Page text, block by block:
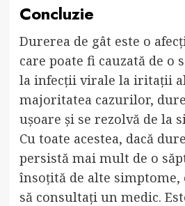
Concluzie
Durerea de gât este o
care poate fi cauzată de o
la infecții virale la iritații
majoritatea cazurilor,
ușoare și se rezolvă de la
Cu toate acestea, dacă
persistă mai mult de o
însoțită de alte simptome,
să consultați un medic.